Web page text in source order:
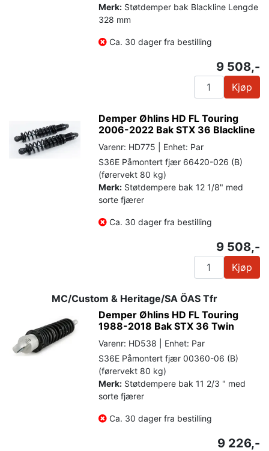
Merk: Støtdemper bak Blackline Lengde
328 mm
Ca. 30 dager fra bestilling
9 508,-
Kjøp
Demper Øhlins HD FL Touring
2006-2022 Bak STX 36 Blackline
Varenr: HD775 | Enhet: Par
S36E Påmontert fjær 66420-026 (B)
(førervekt 80 kg)
Merk: Støtdempere bak 12 1/8" med
sorte fjærer
Ca. 30 dager fra bestilling
9 508,-
Kjøp
MC/Custom & Heritage/SA ÖAS Tfr
Demper Øhlins HD FL Touring
1988-2018 Bak STX 36 Twin
Varenr: HD538 | Enhet: Par
S36E Påmontert fjær 00360-06 (B)
(førervekt 80 kg)
Merk: Støtdempere bak 11 2/3 " med
sorte fjærer
Ca. 30 dager fra bestilling
9 226,-